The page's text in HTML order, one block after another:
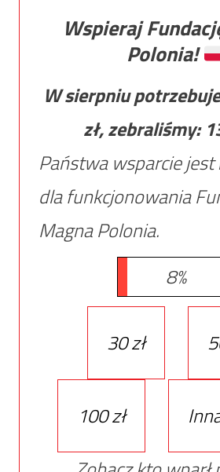
Wspieraj
Polonia!
W sierpniu
zł, zebraliśmy:
Państwa wsparcie
dla funkcjonowania
Magna Polonia.
8%
30 zł
100 zł